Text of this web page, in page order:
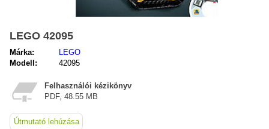
LEGO 42095
Márka:
LEGO
Modell:
42095
Felhasználói kézikönyv
PDF, 48.55 MB
Útmutató lehúzása